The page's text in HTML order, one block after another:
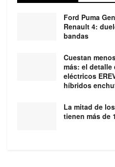
Ford Puma
Renault 4:
bandas
Cuestan
más: el
eléctricos
híbridos
La mitad de
tienen más de